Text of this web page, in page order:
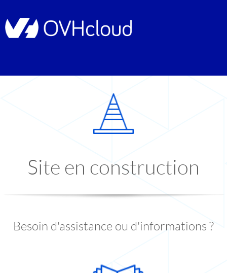
Site en construction
Besoin d'assistance ou d'informations ?